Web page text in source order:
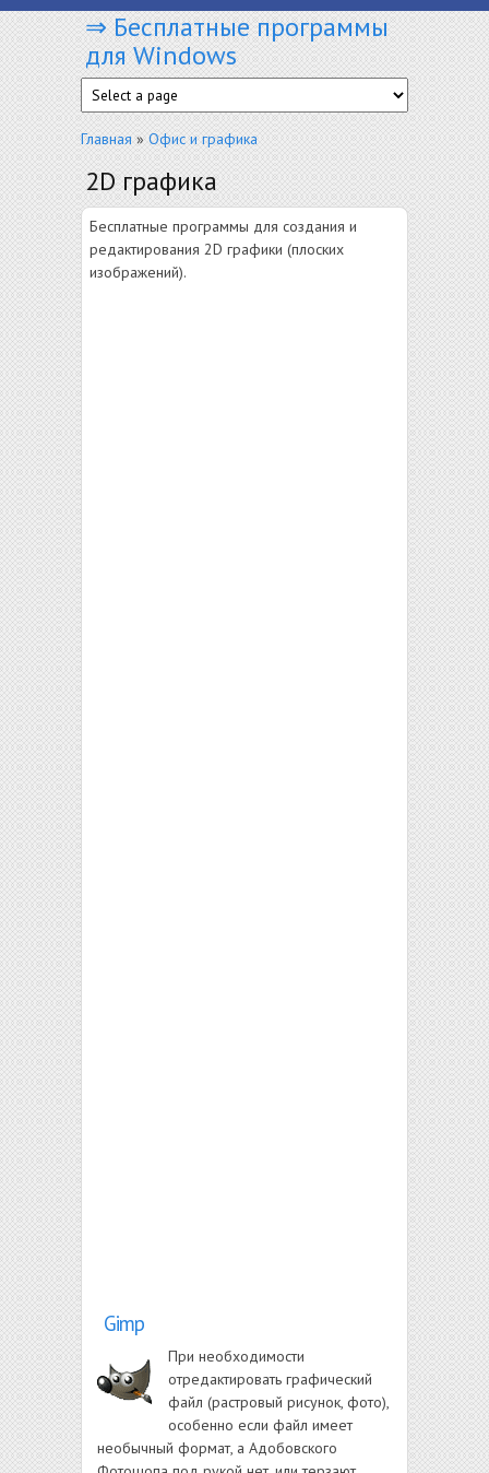
Перейти к основному содержанию
⇒ Бесплатные программы
для Windows
Вы здесь
Главная »Офис и графика
2D графика
Бесплатные программы для создания и
редактирования 2D графики (плоских
изображений).
Gimp
При необходимости
отредактировать графический
файл (растровый рисунок, фото),
особенно если файл имеет
необычный формат, а Адобовского